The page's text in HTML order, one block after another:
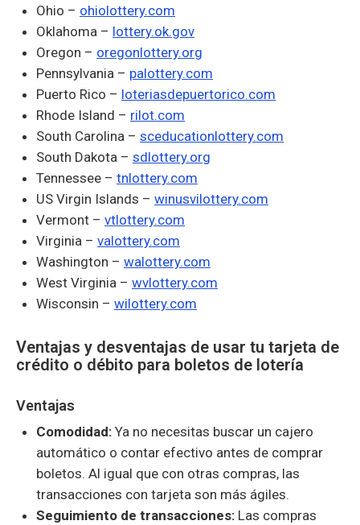
Ohio – ohiolottery.com
Oklahoma – lottery.ok.gov
Oregon – oregonlottery.org
Pennsylvania – palottery.com
Puerto Rico – loteriasdepuertorico.com
Rhode Island – rilot.com
South Carolina – sceducationlottery.com
South Dakota – sdlottery.org
Tennessee – tnlottery.com
US Virgin Islands – winusvilottery.com
Vermont – vtlottery.com
Virginia – valottery.com
Washington – walottery.com
West Virginia – wvlottery.com
Wisconsin – wilottery.com
Ventajas y desventajas de usar tu tarjeta de
crédito o débito para boletos de lotería
Ventajas
Comodidad: Ya no necesitas buscar un cajero
automático o contar efectivo antes de comprar
boletos. Al igual que con otras compras, las
transacciones con tarjeta son más ágiles.
Seguimiento de transacciones: Las compras